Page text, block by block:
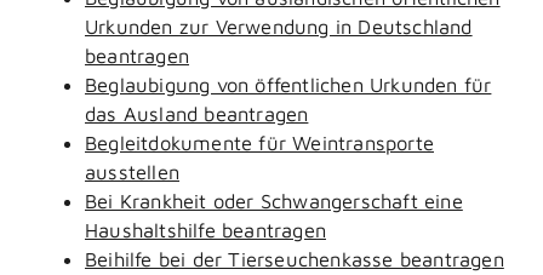
Urkunden zur Verwendung in Deutschland
beantragen
Beglaubigung von öffentlichen Urkunden für
das Ausland beantragen
Begleitdokumente für Weintransporte
ausstellen
Bei Krankheit oder Schwangerschaft eine
Haushaltshilfe beantragen
Beihilfe bei der Tierseuchenkasse beantragen